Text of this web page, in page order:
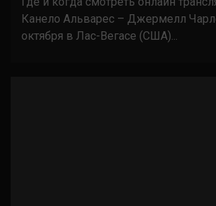
Канело Альварес – Джермелл
октября в Лас-Вегасе (США)...